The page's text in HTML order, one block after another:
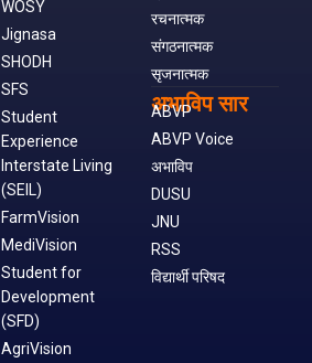
WOSY
Jignasa
SHODH
SFS
Student
Experience
Interstate Living
(SEIL)
FarmVision
MediVision
Student for
Development
(SFD)
AgriVision
रचनात्मक
संगठनात्मक
सृजनात्मक
अभाविप सार
ABVP
ABVP Voice
अभाविप
DUSU
JNU
RSS
विद्यार्थी परिषद